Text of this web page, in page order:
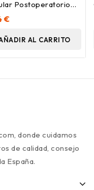
Postoperatorio
1Ud
€
AL CARRITO
donde cuidamos
de calidad, consejo
España.